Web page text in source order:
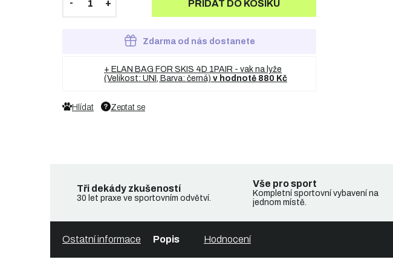
PŘIDAT DO KOŠÍKU
Zdarma od nás dostanete
+ ELAN BAG FOR SKIS 4D 1PAIR - vak na lyže
(Velikost: UNI, Barva: černá) v hodnotě 880 Kč
Zeptat se
Hlídat
Tři dekády zkušeností
30 let praxe ve sportovním odvětví.
Vše pro sport
Kompletní sportovní vybavení na
jednom místě.
Popis Hodnocení
Ostatní informace